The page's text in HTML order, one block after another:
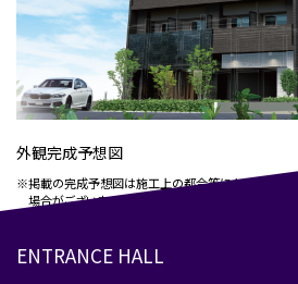
外観完成予想図
※掲載の完成予想図は施工上の都合等により、建物の
場合がございます。車両はイメージです。
ENTRANCE HALL